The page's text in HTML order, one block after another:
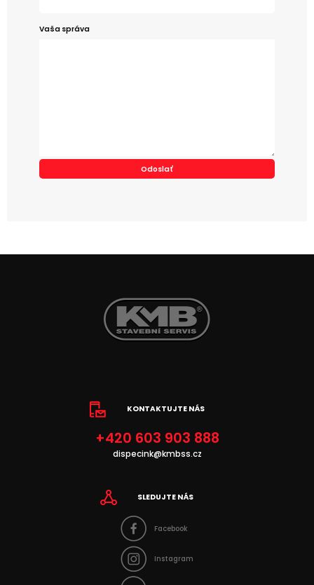
Vaša správa
KONTAKTUJTE NÁS
+420 603 903 888
dispecink@kmbss.cz
SLEDUJTE NÁS
Facebook
Instagram